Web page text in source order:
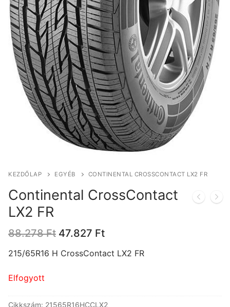
KEZDŐLAP EGYÉB CONTINENTAL CROSSCONTACT LX2 FR
Continental CrossContact
LX2 FR
88.278Ft Original
was:
47.827 FtCurrent
is:
215/65R16 H CrossContact LX2 FR
Elfogyott
Cikkszám: 21565R16HCCLX2